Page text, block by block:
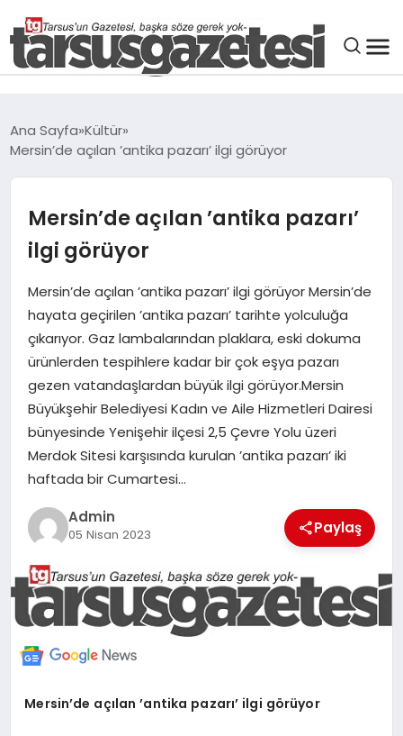
SPOR
ASAYIŞ
DÜNYA
SIYASET
EKONOMI
MERSIN
EĞITIM
İLETIŞIM
Ana Sayfa Kültür
Mersin’de açılan ’antika pazarı’ ilgi görüyor
Mersin’de açılan ’antika pazarı’
ilgi görüyor
Mersin’de açılan ’antika pazarı’ ilgi görüyor Mersin’de
hayata geçirilen ’antika pazarı’ tarihte yolculuğa
çıkarıyor. Gaz lambalarından plaklara, eski dokuma
ürünlerden tespihlere kadar bir çok eşya pazarı
gezen vatandaşlardan büyük ilgi görüyor.Mersin
Büyükşehir Belediyesi Kadın ve Aile Hizmetleri Dairesi
bünyesinde Yenişehir ilçesi 2,5 Çevre Yolu üzeri
Merdok Sitesi karşısında kurulan ’antika pazarı’ iki
haftada bir Cumartesi…
Admin
05 Nisan 2023 Paylaş
Mersin’de açılan ’antika pazarı’ ilgi görüyor